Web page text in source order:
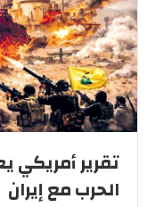
تقرير
الحرب مع إيران